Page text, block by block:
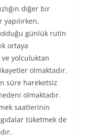
diğer bir
olduğu günlük rutin
ortaya
ve yolculuktan
olmaktadır.
süre hareketsiz
olmaktadır.
saatlerinin
tüketmek de